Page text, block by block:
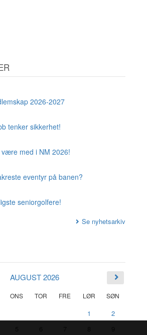
2026-2027
tenker sikkerhet!
med i NM 2026!
eventyr på banen?
seniorgolfere!
Se nyhetsarkiv
AUGUST 2026
ONS TOR FRE LØR SØN
1
2